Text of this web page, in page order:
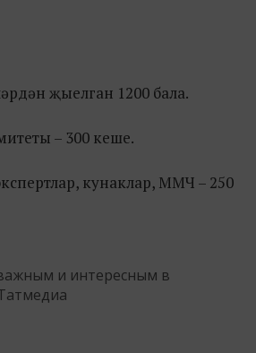
җыелган 1200 бала.
– 300 кеше.
кунаклар, ММЧ – 250
и интересным в